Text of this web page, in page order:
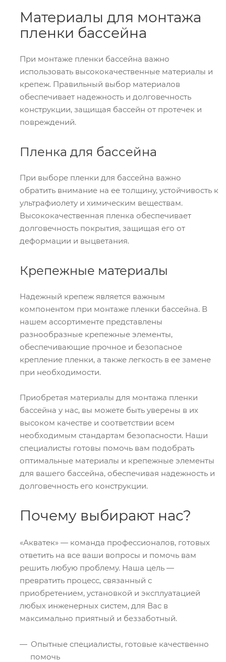
Материалы для монтажа
пленки бассейна
При монтаже пленки бассейна важно
использовать высококачественные материалы и
крепеж. Правильный выбор материалов
обеспечивает надежность и долговечность
конструкции, защищая бассейн от протечек и
повреждений.
Пленка для бассейна
При выборе пленки для бассейна важно
обратить внимание на ее толщину, устойчивость к
ультрафиолету и химическим веществам.
Высококачественная пленка обеспечивает
долговечность покрытия, защищая его от
деформации и выцветания.
Крепежные материалы
Надежный крепеж является важным
компонентом при монтаже пленки бассейна. В
нашем ассортименте представлены
разнообразные крепежные элементы,
обеспечивающие прочное и безопасное
крепление пленки, а также легкость в ее замене
при необходимости.
Приобретая материалы для монтажа пленки
бассейна у нас, вы можете быть уверены в их
высоком качестве и соответствии всем
необходимым стандартам безопасности. Наши
специалисты готовы помочь вам подобрать
оптимальные материалы и крепежные элементы
для вашего бассейна, обеспечивая надежность и
долговечность его конструкции.
Почему выбирают нас?
«Акватек» — команда профессионалов, готовых
ответить на все ваши вопросы и помочь вам
решить любую проблему. Наша цель —
превратить процесс, связанный с
приобретением, установкой и эксплуатацией
любых инженерных систем, для Вас в
максимально приятный и беззаботный.
Опытные специалисты, готовые качественно
помочь